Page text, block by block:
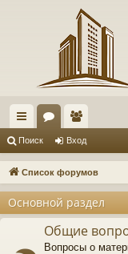
с
ы
и
ум
ол
ьз
ат
ел
Поиск Вход
Список форумов
Основной раздел
Общие
Вопросы о